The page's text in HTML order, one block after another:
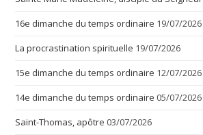
16e dimanche du temps ordinaire 19/07/2026
La procrastination spirituelle 19/07/2026
15e dimanche du temps ordinaire 12/07/2026
14e dimanche du temps ordinaire 05/07/2026
Saint-Thomas, apôtre 03/07/2026